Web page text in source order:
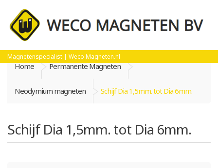
Magnetenspecialist | Weco Magneten.nl
Home Permanente Magneten
Neodymium magneten Schijf Dia 1,5mm. tot Dia 6mm.
Schijf Dia 1,5mm. tot Dia 6mm.